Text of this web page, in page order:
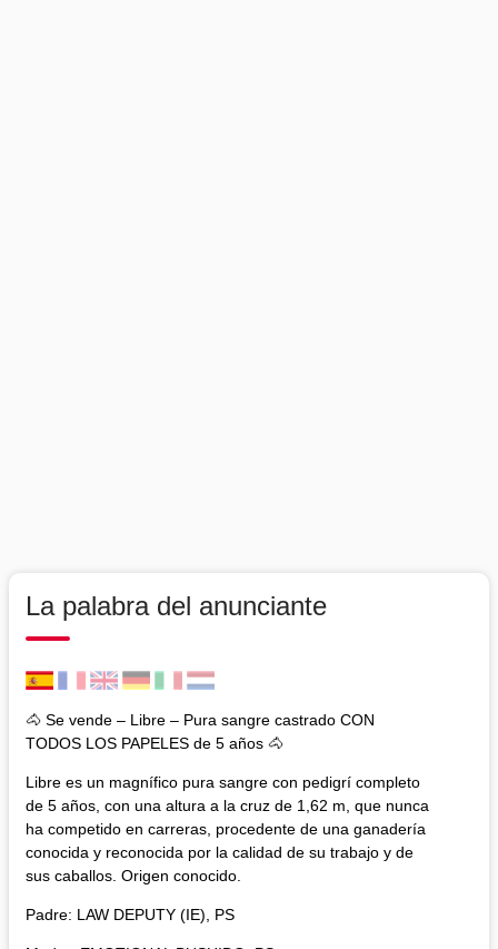
La palabra del anunciante
🐴 Se vende – Libre – Pura sangre castrado CON
TODOS LOS PAPELES de 5 años 🐴
Libre es un magnífico pura sangre con pedigrí completo
de 5 años, con una altura a la cruz de 1,62 m, que nunca
ha competido en carreras, procedente de una ganadería
conocida y reconocida por la calidad de su trabajo y de
sus caballos. Origen conocido.
Padre: LAW DEPUTY (IE), PS